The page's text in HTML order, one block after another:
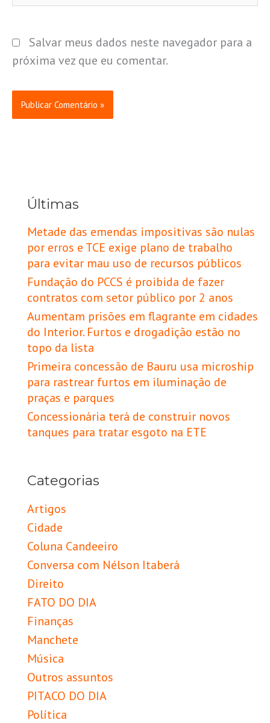
Salvar meus dados neste navegador para a
próxima vez que eu comentar.
Últimas
Metade das emendas impositivas são nulas
por erros e TCE exige plano de trabalho
para evitar mau uso de recursos públicos
Fundação do PCCS é proibida de fazer
contratos com setor público por 2 anos
Aumentam prisões em flagrante em cidades
do Interior. Furtos e drogadição estão no
topo da lista
Primeira concessão de Bauru usa microship
para rastrear furtos em iluminação de
praças e parques
Concessionária terá de construir novos
tanques para tratar esgoto na ETE
Categorias
Artigos
Cidade
Coluna Candeeiro
Conversa com Nélson Itaberá
Direito
FATO DO DIA
Finanças
Manchete
Música
Outros assuntos
PITACO DO DIA
Política